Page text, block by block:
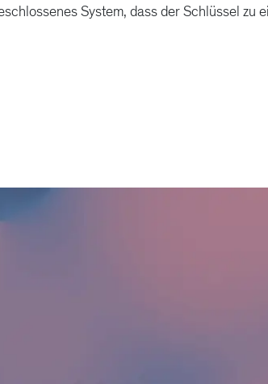
System, dass der Schlüssel zu